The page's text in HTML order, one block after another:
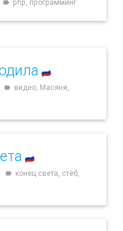
label php, программинг
🇷🇺
label видео, Масяня,
🇷🇺
label конец света, стёб,